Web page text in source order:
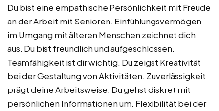
Du bist eine empathische Persönlichkeit mit Freude
an der Arbeit mit Senioren. Einfühlungsvermögen
im Umgang mit älteren Menschen zeichnet dich
aus. Du bist freundlich und aufgeschlossen.
Teamfähigkeit ist dir wichtig. Du zeigst Kreativität
bei der Gestaltung von Aktivitäten. Zuverlässigkeit
prägt deine Arbeitsweise. Du gehst diskret mit
persönlichen Informationen um. Flexibilität bei der